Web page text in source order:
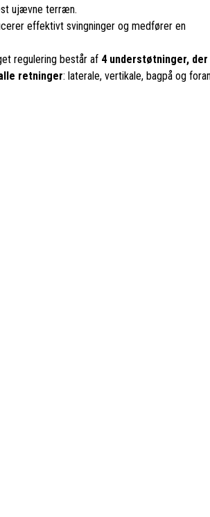
ujævne terræn.
effektivt svingninger og medfører en
regulering består af 4 understøtninger, der
retninger: laterale, vertikale, bagpå og